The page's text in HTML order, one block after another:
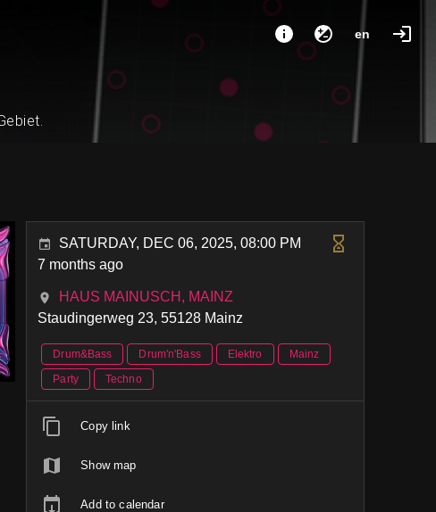
en
SATURDAY, DEC 06, 2025, 08:00 PM
7 months ago
HAUS MAINUSCH, MAINZ
Staudingerweg 23, 55128 Mainz
Drum&Bass Drum'n'Bass Elektro
Mainz
Party
Techno
Copy link
Show map
Add to calendar